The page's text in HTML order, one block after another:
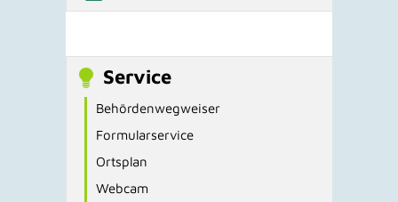
Service
Behördenwegweiser
Formularservice
Ortsplan
Webcam